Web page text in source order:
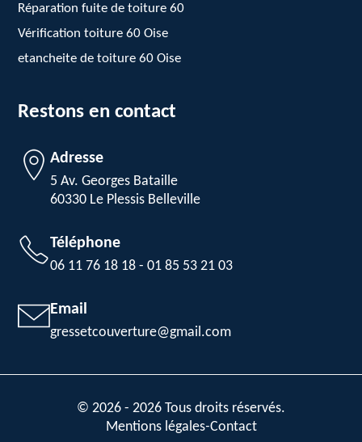
Réparation fuite de toiture 60
Vérification toiture 60 Oise
etancheite de toiture 60 Oise
Restons en contact
Adresse
5 Av. Georges Bataille
60330 Le Plessis Belleville
Téléphone
06 11 76 18 18 -01 85 53 21 03
Email
gressetcouverture@gmail.com
© 2026 - 2026 Tous droits réservés.
Mentions légales-Contact